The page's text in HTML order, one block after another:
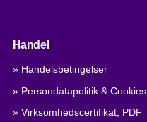
Handel
» Handelsbetingelser
» Persondatapolitik & Cookies
» Virksomhedscertifikat, PDF